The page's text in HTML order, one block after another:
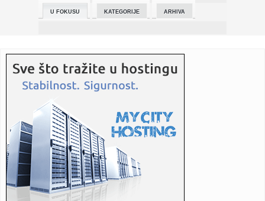
23:46:
KLADIONICE OTPISALE SLOVENCE: Zvezda ogroman favorit
23:27:VIDEO: Test BYD Atto 2 DM-i
23:21:5 načina da poboljšate dosadni seksualni život
23:21:"Zlatna žena" pobijedila bolest, pa pokorila Evroviziju
(VIDEO)
23:21:Austrijanci otkrili 70 kg droge, diler iz BiH “pao” tokom pr...
U FOKUSU KATEGORIJE ARHIVA